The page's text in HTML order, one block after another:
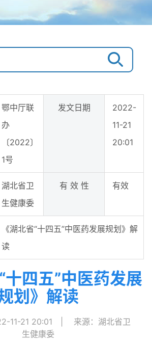
鄂中厅联
办
〔2022〕
1号
发文日期
2022-
11-21
20:01
湖北省卫
生健康委
有 效 性 有效
《湖北省“十四五”中医药发展规划》解
读
十四五”中医药发展
划》解读
11-21 20:01
来源：湖北省卫
生健康委